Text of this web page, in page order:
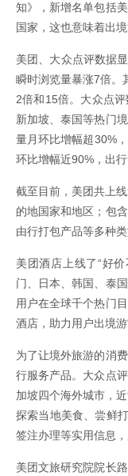
知》，新增名单包括
国家，这也意味着出
美团、大众点评数据
瞬时浏览量暴涨7倍。
2倍和15倍。大众点评
新加坡、泰国等热门
量月环比增幅超30%
环比增幅近90%，出
截至目前，美团共上
的地国家和地区；包
由行打包产品等多种类
美团酒店上线了“好
门、日本、韩国、泰
用户在全球千个热门
酒店，助力用户出境游
为了让境外旅游的消
行服务产品。大众点
加坡四个海外城市，
探索当地美食、尝鲜
签注办理等实用信息
美团文旅研究院院长